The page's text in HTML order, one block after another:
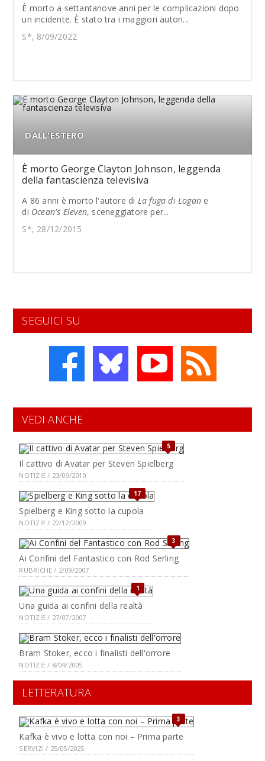
È morto a settantanove anni per le complicazioni dopo
un incidente. È stato tra i maggiori autori...
S*, 8/09/2022
DALL'ESTERO
È morto George Clayton Johnson, leggenda
della fantascienza televisiva
A 86 anni è morto l'autore di La fuga di Logan e
di Ocean's Eleven, sceneggiatore per...
S*, 28/12/2015
SEGUICI SU
VEDI ANCHE
5
Il cattivo di Avatar per Steven Spielberg
NOTIZIE / 23/09/2010
17
Spielberg e King sotto la cupola
NOTIZIE / 22/12/2009
3
Ai Confini del Fantastico con Rod Serling
RUBRICHE / 2/09/2007
1
Una guida ai confini della realtà
NOTIZIE / 27/07/2007
Bram Stoker, ecco i finalisti dell'orrore
NOTIZIE / 8/04/2005
LETTERATURA
3
Kafka è vivo e lotta con noi – Prima parte
SERVIZI / 25/05/2025